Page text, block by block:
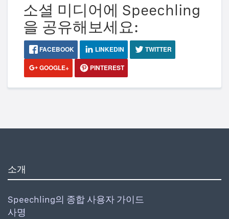
소셜 미디어에 Speechling
을 공유해보세요:
FACEBOOK LINKEDIN
TWITTER
GOOGLE+
PINTEREST
소개
Speechling의 종합 사용자 가이드
사명